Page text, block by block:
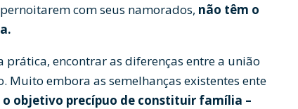
com seus namorados, não têm o
prática, encontrar as diferenças entre a união
Muito embora as semelhanças existentes ente
o objetivo precípuo de constituir família –